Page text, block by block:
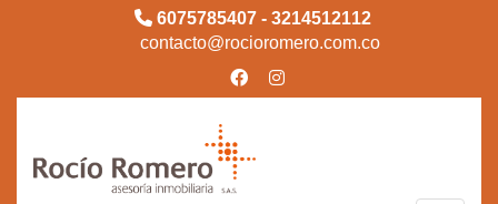
6075785407 - 3214512112
contacto@rocioromero.com.co